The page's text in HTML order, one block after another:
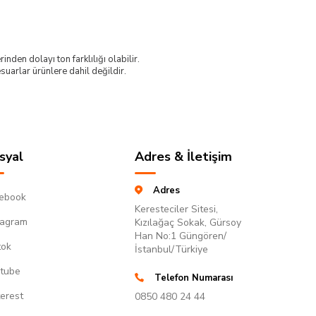
dolayı ton farklılığı olabilir.
ürünlere dahil değildir.
Adres & İletişim
Adres
Keresteciler Sitesi,
Kızılağaç Sokak, Gürsoy
Han No:1 Güngören/
İstanbul/Türkiye
Telefon Numarası
0850 480 24 44